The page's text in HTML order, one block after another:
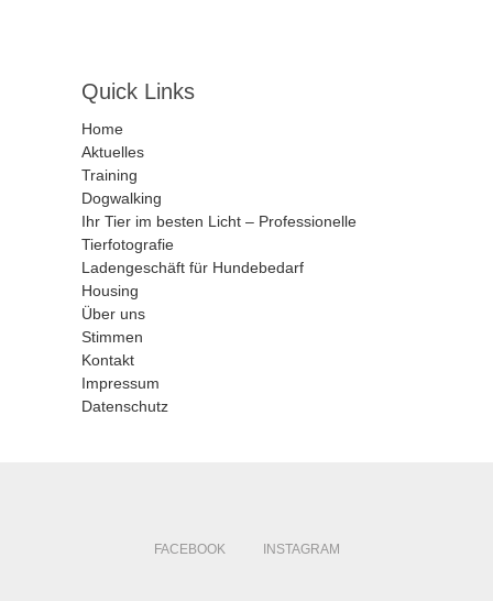
Quick Links
Home
Aktuelles
Training
Dogwalking
Ihr Tier im besten Licht – Professionelle
Tierfotografie
Ladengeschäft für Hundebedarf
Housing
Über uns
Stimmen
Kontakt
Impressum
Datenschutz
FACEBOOK INSTAGRAM